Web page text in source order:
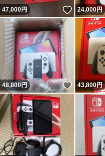
47,000円 いいね！
24,000円
48,800円 いいね！
43,800円